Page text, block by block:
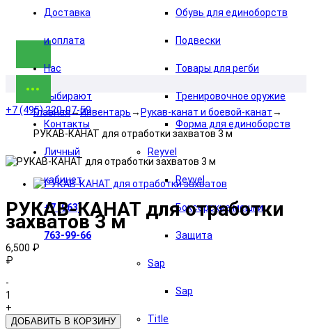
Доставка
и оплата
Нас
выбирают
Контакты
Личный
кабинет
+7 (963)
763-99-66
Обувь для единоборств
Подвески
Товары для регби
Тренировочное оружие
Форма для единоборств
Reyvel
Reyvel
Боксерские мешки
Защита
Sap
Sap
Title
+7 (495) 220-07-59
Главная→Инвентарь→ Рукав-канат и боевой-канат→
РУКАВ-КАНАТ для отработки захватов 3 м
РУКАВ-КАНАТ для отработки
захватов 3 м
6,500 ₽
₽
-
1
+